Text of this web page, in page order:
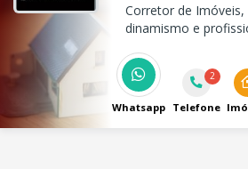
Corretor de
dinamismo e
locação de casas,
Whatsapp
2
Telefone